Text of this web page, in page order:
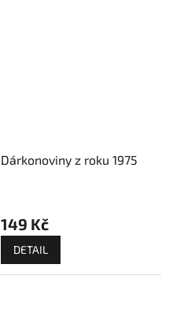
Dárkonoviny z roku 1975
149 Kč
DETAIL